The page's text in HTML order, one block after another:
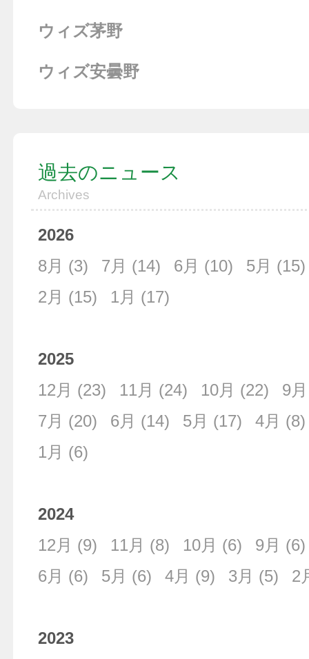
ウィズ茅野
ウィズ安曇野
過去のニュース
Archives
2026
8月 (3) 7月 (14) 6月 (10) 5月 (15)
2月 (15) 1月 (17)
2025
12月 (23) 11月 (24) 10月 (22) 9月
7月 (20) 6月 (14) 5月 (17) 4月 (8)
1月 (6)
2024
12月 (9) 11月 (8) 10月 (6) 9月 (6)
6月 (6) 5月 (6) 4月 (9) 3月 (5) 2
2023